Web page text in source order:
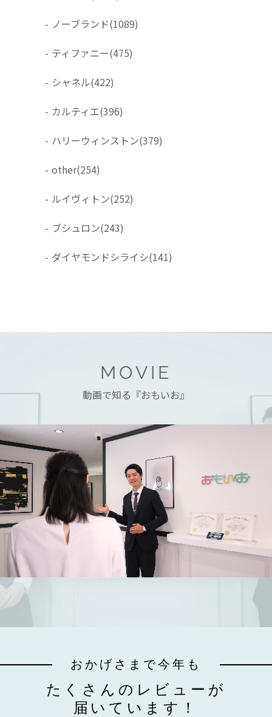
- ノーブランド(1089)
- ティファニー(475)
- シャネル(422)
- カルティエ(396)
- ハリーウィンストン(379)
- other(254)
- ルイヴィトン(252)
- ブシュロン(243)
- ダイヤモンドシライシ(141)
MOVIE
動画で知る『おもいお』
おかげさまで今年も
たくさんのレビューが
届いています！